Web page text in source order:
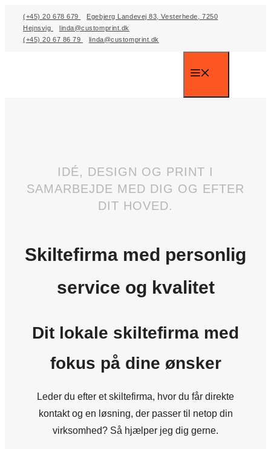
content
(+45) 20 678 679
Egebjerg Landevej 83, Vesterhede, 7250
Hejnsvig
linda@customprint.dk
(+45) 20 67 86 79
linda@customprint.dk
Menu
IDÉ, DESIGN OG PRINT I
SAMARBEJDE MED DIG OG EFTER
DIT HOVED.
Skiltefirma med personlig
service og kvalitet
Dit lokale skiltefirma med
fokus på dine ønsker
Leder du efter et skiltefirma, hvor du får direkte
kontakt og en løsning, der passer til netop din
virksomhed? Så hjælper jeg dig gerne.